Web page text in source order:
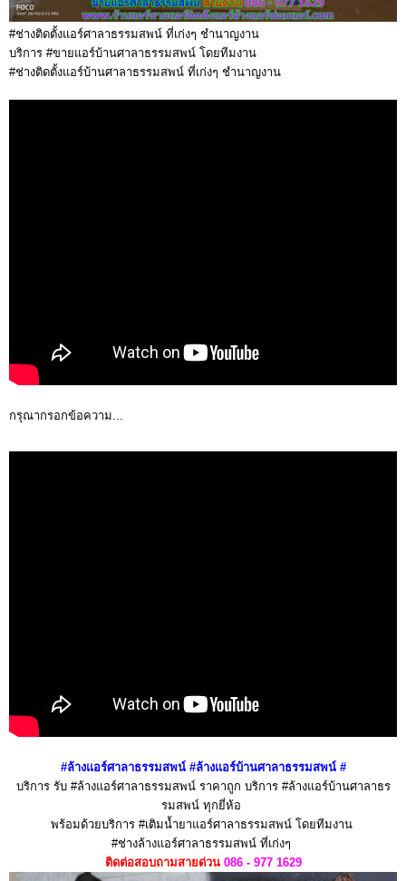
#ช่างติดตั้งแอร์ศาลาธรรมสพน์ ที่เก่งๆ ชำนาญงาน
บริการ #ขายแอร์บ้านศาลาธรรมสพน์ โดยทีมงาน
#ช่างติดตั้งแอร์บ้านศาลาธรรมสพน์ ที่เก่งๆ ชำนาญงาน
กรุณากรอกข้อความ...
#ล้างแอร์ศาลาธรรมสพน์ #ล้างแอร์บ้านศาลาธรรมสพน์#
บริการ รับ #ล้างแอร์ศาลาธรรมสพน์ ราคาถูก บริการ #ล้างแอร์บ้านศาลาธร
รมสพน์ ทุกยี่ห้อ
พร้อมด้วยบริการ #เติมน้ำยาแอร์ศาลาธรรมสพน์ โดยทีมงาน
#ช่างล้างแอร์ศาลาธรรมสพน์ ที่เก่งๆ
ติดต่อสอบถามสายด่วน 086 - 977 1629